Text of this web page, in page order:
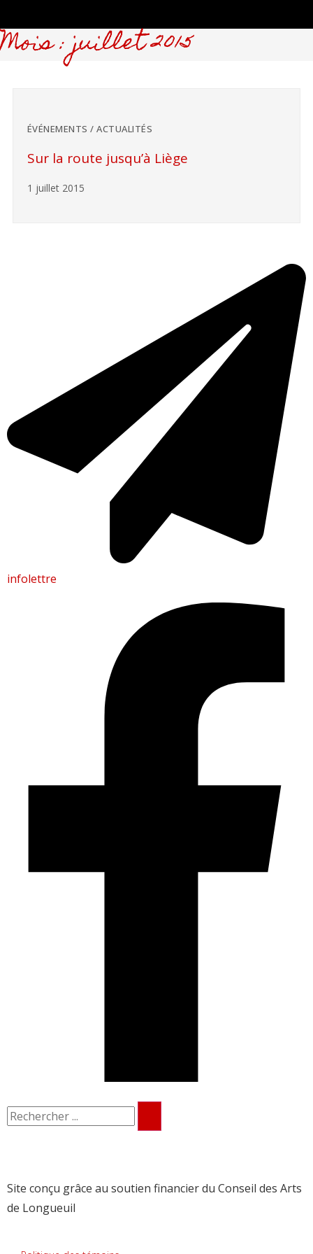
Mois : juillet 2015
ÉVÉNEMENTS / ACTUALITÉS
Sur la route jusqu’à Liège
1 juillet 2015
infolettre
Site conçu grâce au soutien financier du Conseil des Arts
de Longueuil